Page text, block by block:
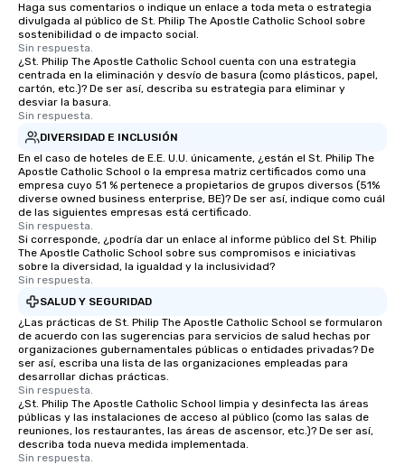
Haga sus comentarios o indique un enlace a toda meta o estrategia
divulgada al público de St. Philip The Apostle Catholic School sobre
sostenibilidad o de impacto social.
Sin respuesta.
¿St. Philip The Apostle Catholic School cuenta con una estrategia
centrada en la eliminación y desvío de basura (como plásticos, papel,
cartón, etc.)? De ser así, describa su estrategia para eliminar y
desviar la basura.
Sin respuesta.
DIVERSIDAD E INCLUSIÓN
En el caso de hoteles de E.E. U.U. únicamente, ¿están el St. Philip The
Apostle Catholic School o la empresa matriz certificados como una
empresa cuyo 51 % pertenece a propietarios de grupos diversos (51%
diverse owned business enterprise, BE)? De ser así, indique como cuál
de las siguientes empresas está certificado.
Sin respuesta.
Si corresponde, ¿podría dar un enlace al informe público del St. Philip
The Apostle Catholic School sobre sus compromisos e iniciativas
sobre la diversidad, la igualdad y la inclusividad?
Sin respuesta.
SALUD Y SEGURIDAD
¿Las prácticas de St. Philip The Apostle Catholic School se formularon
de acuerdo con las sugerencias para servicios de salud hechas por
organizaciones gubernamentales públicas o entidades privadas? De
ser así, escriba una lista de las organizaciones empleadas para
desarrollar dichas prácticas.
Sin respuesta.
¿St. Philip The Apostle Catholic School limpia y desinfecta las áreas
públicas y las instalaciones de acceso al público (como las salas de
reuniones, los restaurantes, las áreas de ascensor, etc.)? De ser así,
describa toda nueva medida implementada.
Sin respuesta.